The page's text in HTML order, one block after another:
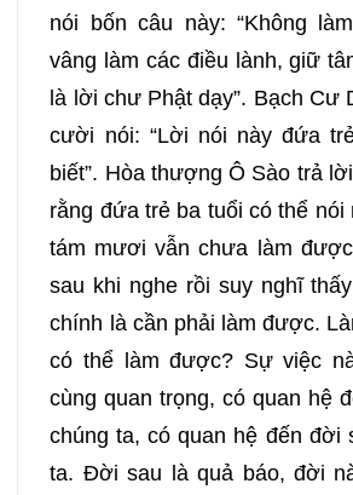
nói bốn câu này: “Không
vâng làm các điều lành, giữ
là lời chư Phật dạy”. Bạch Cư
cười nói: “Lời nói này đứa
biết”. Hòa thượng Ô Sào trả
rằng đứa trẻ ba tuổi có thể nói
tám mươi vẫn chưa làm
sau khi nghe rồi suy nghĩ
chính là cần phải làm được.
có thể làm được? Sự việc
cùng quan trọng, có quan hệ
chúng ta, có quan hệ đến đời
ta. Đời sau là quả báo, đời